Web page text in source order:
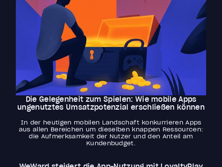
Die Gelegenheit zum Spielen: Wie mobile Apps
ungenutztes Umsatzpotenzial erschließen können
In der heutigen mobilen Landschaft konkurrieren Apps
aus allen Bereichen um dieselben knappen Ressourcen:
die Aufmerksamkeit der Nutzer und den Anteil am
Kundenbudget.